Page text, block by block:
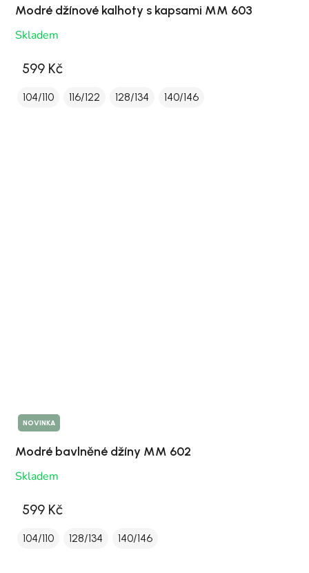
Modré džínové kalhoty s kapsami MM 603
Skladem
599 Kč
104/110 116/122 128/134 140/146
NOVINKA
Modré bavlněné džíny MM 602
Skladem
599 Kč
104/110 128/134 140/146